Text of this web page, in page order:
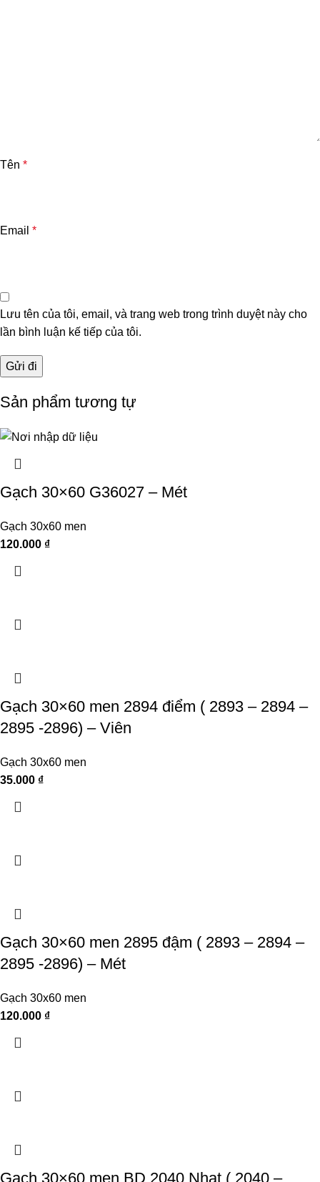
Tên *
Email *
Lưu tên của tôi, email, và trang web trong trình duyệt này cho
lần bình luận kế tiếp của tôi.
Sản phẩm tương tự
Gạch 30×60 G36027 – Mét
Gạch 30x60 men
120.000 ₫
Gạch 30×60 men 2894 điểm ( 2893 – 2894 –
2895 -2896) – Viên
Gạch 30x60 men
35.000 ₫
Gạch 30×60 men 2895 đậm ( 2893 – 2894 –
2895 -2896) – Mét
Gạch 30x60 men
120.000 ₫
Gạch 30×60 men BD 2040 Nhạt ( 2040 –